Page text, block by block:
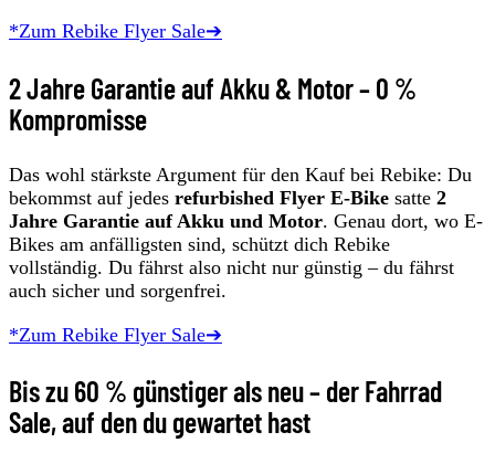
*Zum Rebike Flyer Sale➔
2 Jahre Garantie auf Akku & Motor – 0 %
Kompromisse
Das wohl stärkste Argument für den Kauf bei Rebike: Du
bekommst auf jedes refurbished Flyer E-Bike satte 2
Jahre Garantie auf Akku und Motor. Genau dort, wo E-
Bikes am anfälligsten sind, schützt dich Rebike
vollständig. Du fährst also nicht nur günstig – du fährst
auch sicher und sorgenfrei.
*Zum Rebike Flyer Sale➔
Bis zu 60 % günstiger als neu – der Fahrrad
Sale, auf den du gewartet hast